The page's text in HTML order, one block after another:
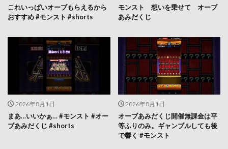
これいっぱいオーブもらえるから
おすすめ #モンスト #shorts
モンスト 想いを乗せて オーブ
あみだくじ
2026年8月1日
まあ…いいかぁ… #モンスト #オー
ブあみだくじ #shorts
2026年8月1日
オーブあみだくじ開催無課金は平
等ふりのみ。ギャンブルしても後
で響く #モンスト